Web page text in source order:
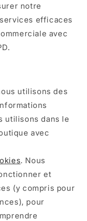
notre
efficaces
avec
utilisons des
utilisons dans le
avec
. Nous
et
(y compris pour
pour